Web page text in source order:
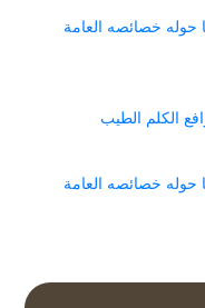
خصائصه العامة
الكلم الطيب
خصائصه العامة